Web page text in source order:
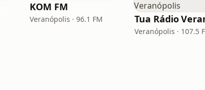
KOM FM
Veranópolis · 96.1 FM
Veranópolis · 107.5